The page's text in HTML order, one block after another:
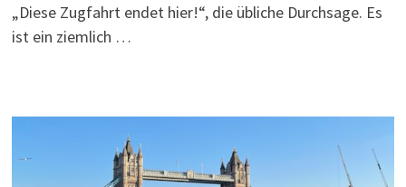
„Diese Zugfahrt endet hier!“, die übliche Durchsage. Es
ist ein ziemlich …